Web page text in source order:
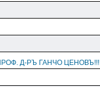
Д-РЪ ГАНЧО ЦЕНОВЪ!!!